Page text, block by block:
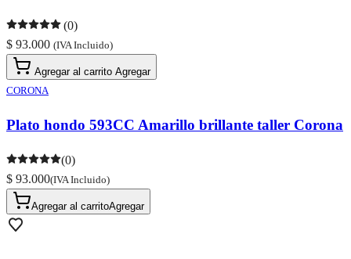
(0)
$ 93.000 (IVA Incluido)
Agregar al carrito Agregar
CORONA
Plato hondo 593CC Amarillo brillante taller Corona
(0)
$ 93.000(IVA Incluido)
Agregar al carritoAgregar